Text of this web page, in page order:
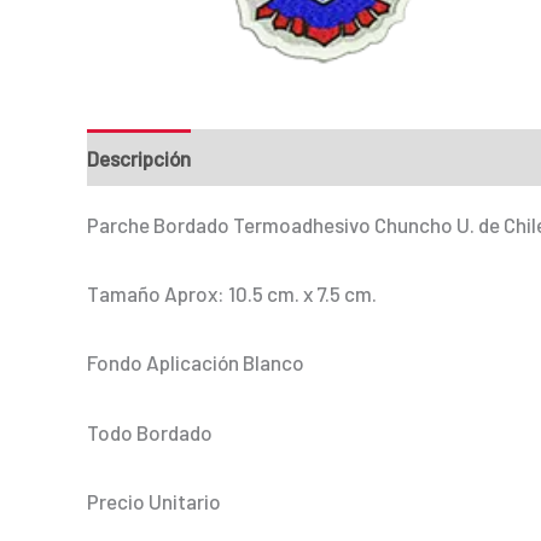
Descripción
Parche Bordado Termoadhesivo Chuncho U. de
Tamaño Aprox: 10.5 cm. x 7.5 cm.
Fondo Aplicación Blanco
Todo Bordado
Precio Unitario